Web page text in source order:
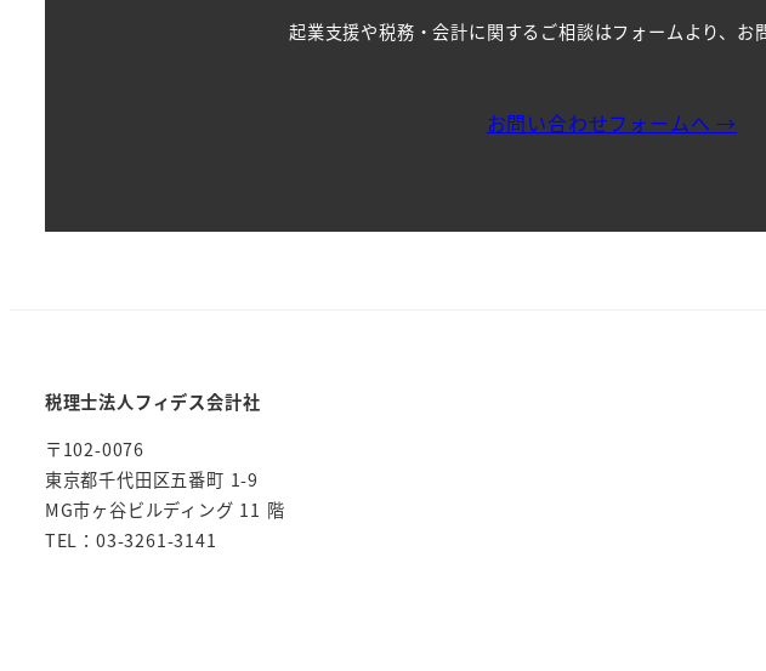
起業支援や税務・会計に関するご相談はフォームより、お
お問い合わせフォームへ →
税理士法人フィデス会計社
〒102-0076
東京都千代田区五番町 1-9
MG市ヶ谷ビルディング 11 階
TEL：03-3261-3141